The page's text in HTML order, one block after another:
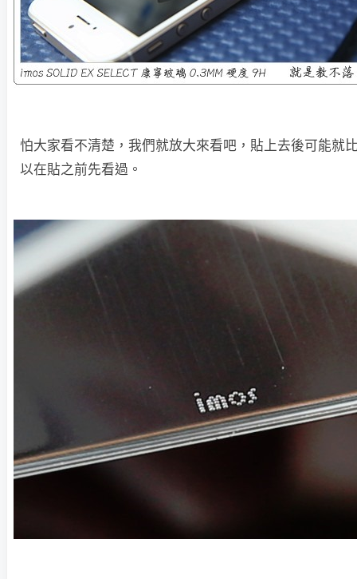
怕大家看不清楚，我們就放大來看吧，貼上去後可能就
以在貼之前先看過。